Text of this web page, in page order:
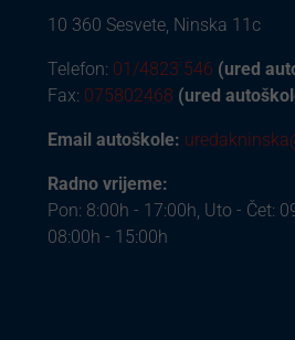
10 360 Sesvete, Ninska 11c
Telefon: 01/4823 546 (ured
Fax: 075802468 (ured
Email autoškole:
Radno vrijeme:
Pon: 8:00h - 17:00h, Uto - Čet:
08:00h - 15:00h